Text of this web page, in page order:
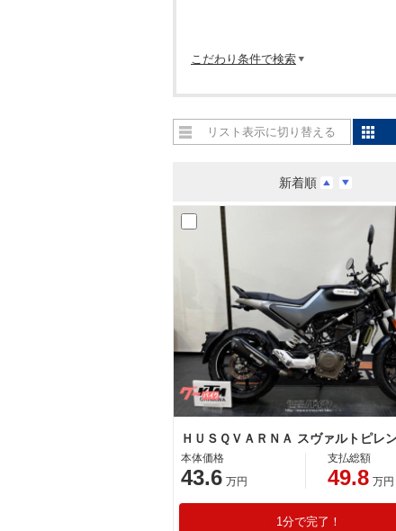
こだわり条件で検索
新着順
リスト表示に切り替える
ＨＵＳＱＶＡＲＮＡ スヴァルトピレ
本体価格
43.6 万円
支払総額
49.8 万円
1分で完了！